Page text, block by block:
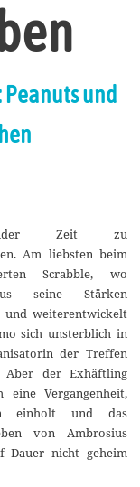
Peanuts und
Zeit zu
Am liebsten beim
Scrabble, wo
seine Stärken
und weiterentwickelt
sich unsterblich in
der Treffen
Aber der Exhäftling
eine Vergangenheit,
einholt und das
von Ambrosius
Dauer nicht geheim